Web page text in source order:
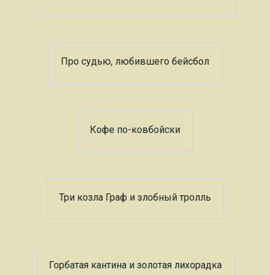
Про судью, любившего бейсбол
Кофе по-ковбойски
Три козла Граф и злобный тролль
Горбатая кантина и золотая лихорадка